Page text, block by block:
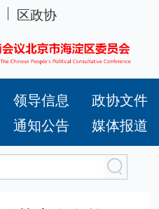
区政协
领导信息
政协文件
通知公告 媒体报道